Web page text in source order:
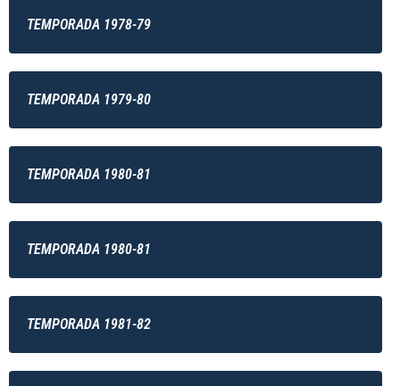
TEMPORADA 1978-79
TEMPORADA 1979-80
TEMPORADA 1980-81
TEMPORADA 1980-81
TEMPORADA 1981-82